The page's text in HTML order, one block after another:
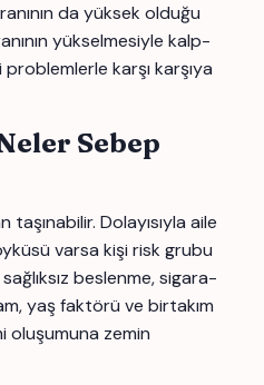
da yüksek olduğu
yükselmesiyle kalp-
karşı karşıya
Sebep
Dolayısıyla aile
varsa kişi risk grubu
beslenme, sigara-
yaş faktörü ve birtakım
oluşumuna zemin